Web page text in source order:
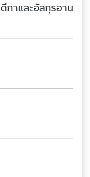
กาและอัลกุรอาน